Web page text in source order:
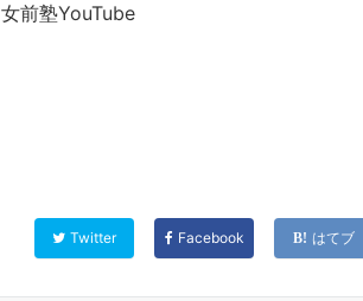
女前塾YouTube
Twitter Facebook はてブ